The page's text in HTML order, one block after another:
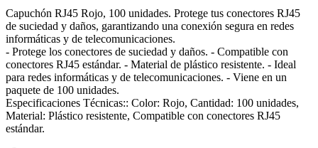
Capuchón RJ45 Rojo, 100 unidades. Protege tus conectores RJ45
de suciedad y daños, garantizando una conexión segura en redes
informáticas y de telecomunicaciones.
- Protege los conectores de suciedad y daños. - Compatible con
conectores RJ45 estándar. - Material de plástico resistente. - Ideal
para redes informáticas y de telecomunicaciones. - Viene en un
paquete de 100 unidades.
Especificaciones Técnicas:: Color: Rojo, Cantidad: 100 unidades,
Material: Plástico resistente, Compatible con conectores RJ45
estándar.